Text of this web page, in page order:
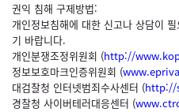
권익 침해 구제방법:
개인정보침해에 대한 신고나 상담이
기 바랍니다.
개인분쟁조정위원회 (http://
정보보호마크인증위원회 (
대검찰청 인터넷범죄수사센터 (http://
경찰청 사이버테러대응센터 (